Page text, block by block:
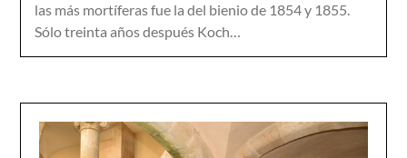
las más mortíferas fue la del bienio de 1854 y 1855.
Sólo treinta años después Koch…